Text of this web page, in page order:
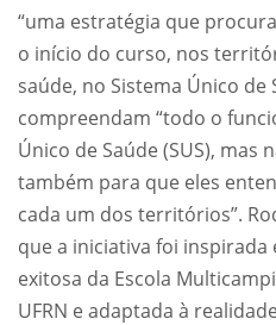
“uma estratégia que
o início do curso, nos
saúde, no Sistema Único
compreendam “todo o
Único de Saúde (SUS), mas
também para que eles
cada um dos territórios”.
que a iniciativa foi inspirada
exitosa da Escola
UFRN e adaptada à